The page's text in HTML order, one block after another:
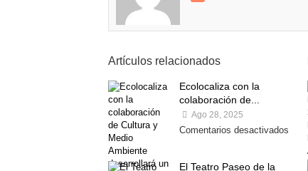
Artículos relacionados
Ecolocaliza con la
colaboración de...
Ago 28, 2025
Comentarios desactivados
El Teatro Paseo de la